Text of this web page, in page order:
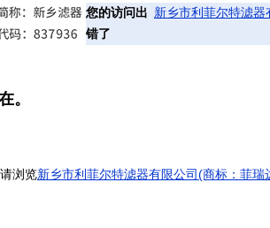
您的访问出
错了
新乡市利菲尔特滤
。
浏览新乡市利菲尔特滤器有限公司(商标：菲瑞